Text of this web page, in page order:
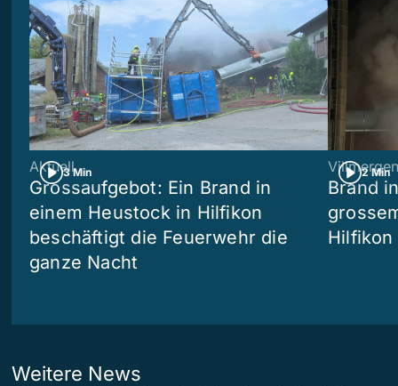
3 Min
Aktuell
Grossaufgebot: Ein Brand in
einem Heustock in Hilfikon
beschäftigt die Feuerwehr die
ganze Nacht
2 Min
Villmergen
Brand
Hilfikon
Weitere News